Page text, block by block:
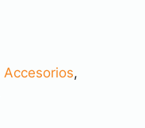
Accesorios,